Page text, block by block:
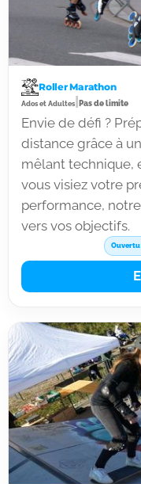
Roller Marathon
Ados et Adultes| Pas de limite
Envie de défi ?
distance grâce à
mêlant technique,
vous visiez votre
performance,
vers vos objectifs.